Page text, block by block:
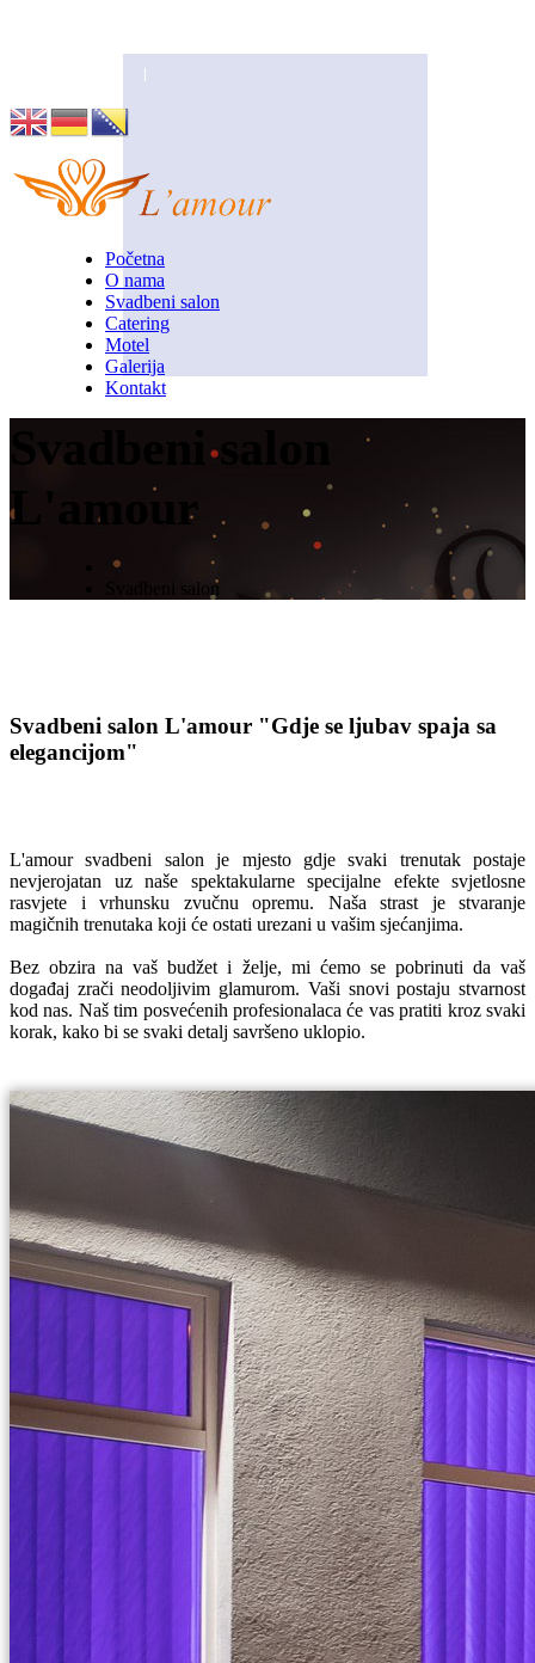
Početna
O nama
Svadbeni salon
Catering
Motel
Galerija
Kontakt
Svadbeni salon
L'amour
Svadbeni salon
Svadbeni salon L'amour "Gdje se ljubav spaja sa
elegancijom"
L'amour svadbeni salon je mjesto gdje svaki trenutak postaje
nevjerojatan uz naše spektakularne specijalne efekte svjetlosne
rasvjete i vrhunsku zvučnu opremu. Naša strast je stvaranje
magičnih trenutaka koji će ostati urezani u vašim sjećanjima.
Bez obzira na vaš budžet i želje, mi ćemo se pobrinuti da vaš
događaj zrači neodoljivim glamurom. Vaši snovi postaju stvarnost
kod nas. Naš tim posvećenih profesionalaca će vas pratiti kroz svaki
korak, kako bi se svaki detalj savršeno uklopio.